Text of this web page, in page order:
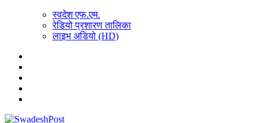
स्वदेश एफ.एम.
रेडियो प्रशारण तालिका
लाइभ अडियो (HD)